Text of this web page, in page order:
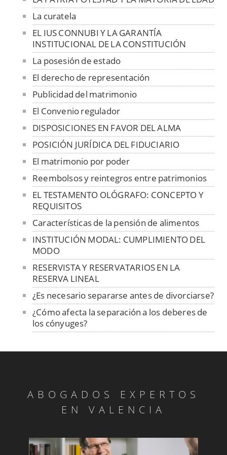
La curatela
EL IUS CONNUBI Y LA GARANTÍA
INSTITUCIONAL DE LA CONSTITUCIÓN
La posesión de estado
El derecho de representación
Publicidad del matrimonio
El Convenio regulador
DISPOSICIONES EN FAVOR DEL ALMA
POSICIÓN JURÍDICA DEL FIDUCIARIO
El matrimonio por poder
Reembolsos y reintegros entre patrimonios
EL TESTAMENTO OLÓGRAFO: CONCEPTO Y
REQUISITOS
Características de la pensión de alimentos
INSTITUCIÓN MODAL: CUMPLIMIENTO DEL
MODO
RESERVISTA Y RESERVATARIOS EN LA
RESERVA LINEAL
¿Es necesario separarse antes de divorciarse?
¿Cómo afecta la separación a los deberes de
los cónyuges?
CONSENTIMIENTO
PARTICIPACIÓN
APERTURA DE LA SUCESIÓN
Matrimonio putativo
ABOGADOS EXPERTOS
EN VALENCIA